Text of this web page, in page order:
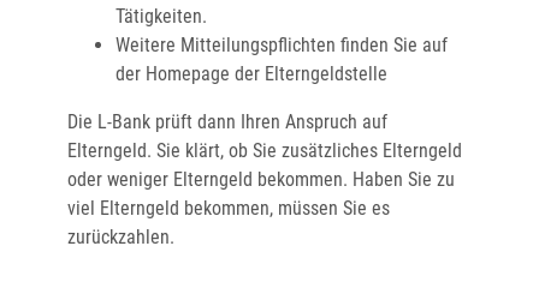
Tätigkeiten.
Weitere Mitteilungspflichten finden Sie auf
der Homepage der Elterngeldstelle
Die L-Bank prüft dann Ihren Anspruch auf
Elterngeld. Sie klärt, ob Sie zusätzliches Elterngeld
oder weniger Elterngeld bekommen. Haben Sie zu
viel Elterngeld bekommen, müssen Sie es
zurückzahlen.